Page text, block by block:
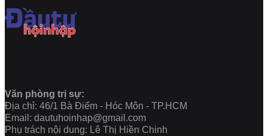
Văn phòng trị sự:
Địa chỉ: 46/1 Bà Điểm - Hóc Môn - TP.HCM
Email: dautuhoinhap@gmail.com
Phụ trách nội dung: Lê Thị Hiền Chinh